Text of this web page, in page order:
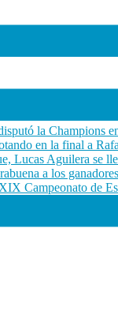
Campeonato de